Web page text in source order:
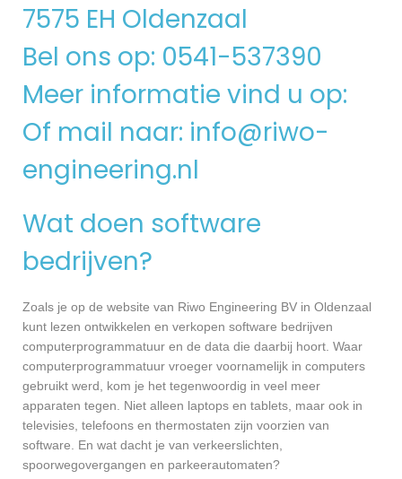
7575 EH Oldenzaal
Bel ons op: 0541-537390
Meer informatie vind u op:
Of mail naar: info@riwo-
engineering.nl
Wat doen software
bedrijven?
Zoals je op de website van Riwo Engineering BV in Oldenzaal
kunt lezen ontwikkelen en verkopen software bedrijven
computerprogrammatuur en de data die daarbij hoort. Waar
computerprogrammatuur vroeger voornamelijk in computers
gebruikt werd, kom je het tegenwoordig in veel meer
apparaten tegen. Niet alleen laptops en tablets, maar ook in
televisies, telefoons en thermostaten zijn voorzien van
software. En wat dacht je van verkeerslichten,
spoorwegovergangen en parkeerautomaten?